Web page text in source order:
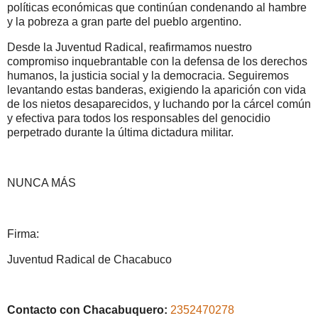
políticas económicas que continúan condenando al hambre
y la pobreza a gran parte del pueblo argentino.
Desde la Juventud Radical, reafirmamos nuestro
compromiso inquebrantable con la defensa de los derechos
humanos, la justicia social y la democracia. Seguiremos
levantando estas banderas, exigiendo la aparición con vida
de los nietos desaparecidos, y luchando por la cárcel común
y efectiva para todos los responsables del genocidio
perpetrado durante la última dictadura militar.
NUNCA MÁS
Firma:
Juventud Radical de Chacabuco
Contacto con Chacabuquero: 2352470278